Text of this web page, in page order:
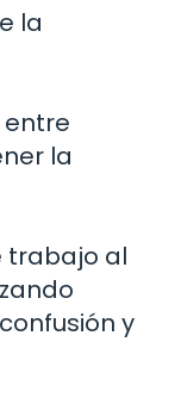
la
la
trabajo al
y